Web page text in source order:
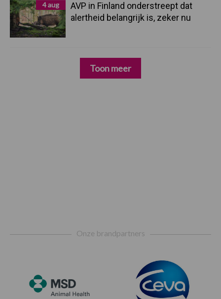
4 aug
AVP in Finland onderstreept dat
alertheid belangrijk is, zeker nu
Toon meer
Onze brandpartners